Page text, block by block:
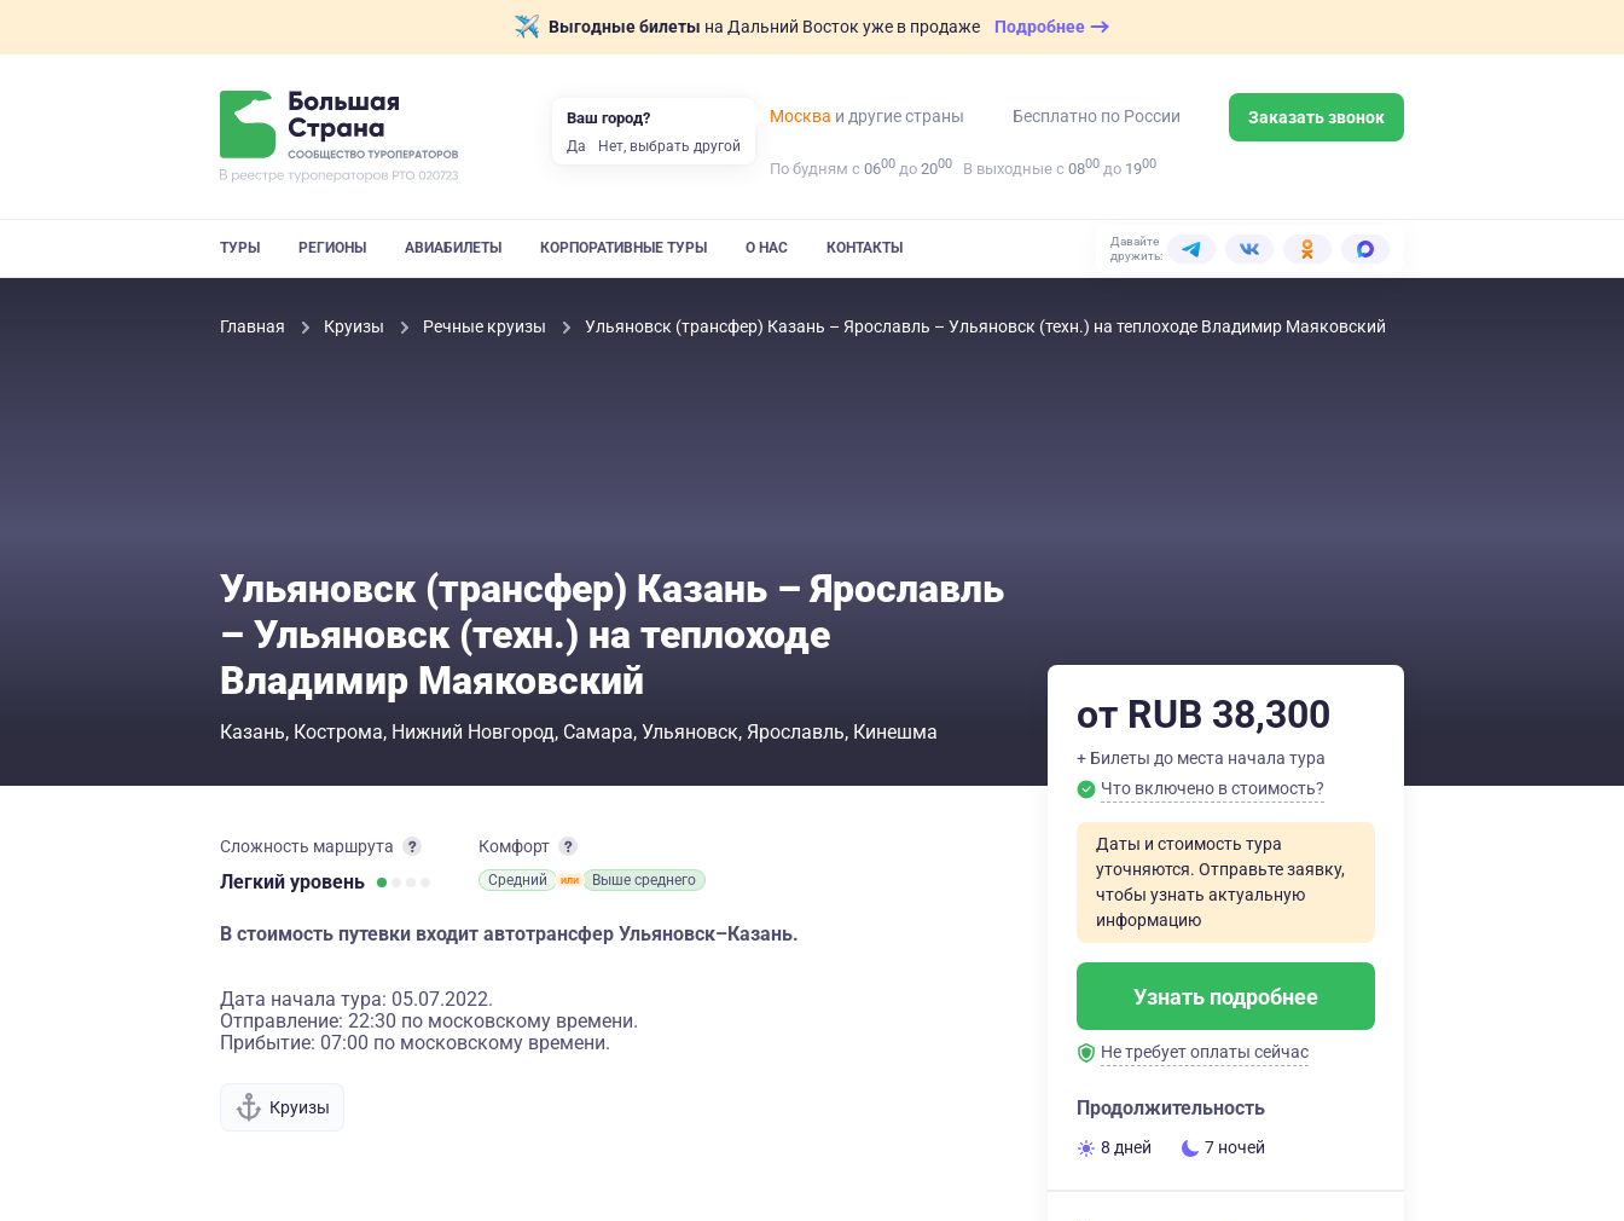
Выгодные билеты на Дальний Восток уже в продаже Подробнее
Москва и другие страны Бесплатно по России Заказать звонок
По будням с 0600 до 2000 В выходные с 0800 до 1900
ТУРЫ РЕГИОНЫ АВИАБИЛЕТЫ КОРПОРАТИВНЫЕ ТУРЫ О НАС КОНТАКТЫ
Давайте
дружить:
Главная Круизы Речные круизы Ульяновск (трансфер) Казань – Ярославль – Ульяновск (техн.) на теплоходе Владимир Маяковский
Ульяновск (трансфер) Казань – Ярославль
– Ульяновск (техн.) на теплоходе
Владимир Маяковский
Казань Кострома Нижний Новгород Самара Ульяновск Ярославль Кинешма
Сложность маршрута
Легкий уровень
Комфорт
Средний Выше среднего
В стоимость путевки входит автотрансфер Ульяновск–Казань.
Дата начала тура: 05.07.2022.
Отправление: 22:30 по московскому времени.
Прибытие: 07:00 по московскому времени.
Круизы
от RUB 38,300
+ Билеты до места начала тура
Что включено в стоимость?
Даты и стоимость тура
уточняются. Отправьте заявку,
чтобы узнать актуальную
информацию
Узнать подробнее
Не требует оплаты сейчас
Продолжительность
8 дней 7 ночей
Ваш город?
Да Нет, выбрать другой